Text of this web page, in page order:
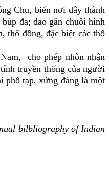
Chu, biến nơi đây thành
đa; dao găn chuôi hình
thố đồng, đặc biệt các thố
cho phép nhòn nhận
truyền thống của người
phổ tạp, xứng đáng là một
bilbliography of Indian